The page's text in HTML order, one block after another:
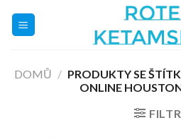
DOMŮ / PRODUKTY SE
ONLINE
FILTR